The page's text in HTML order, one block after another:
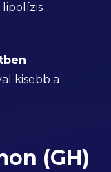
lipolízis
kisebb a
(GH)